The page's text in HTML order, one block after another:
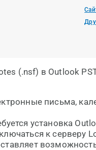
(.nsf) в Outlook
письма,
установка
к серверу